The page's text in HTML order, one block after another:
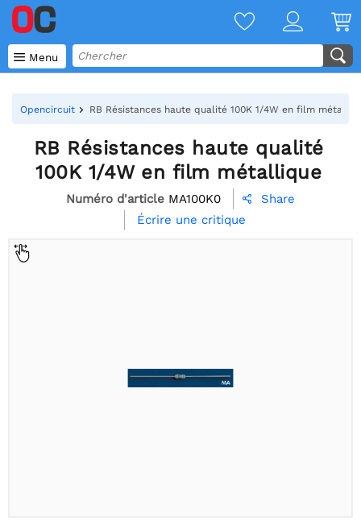
 Menu
Opencircuit RB Résistances haute qualité 100K 1/4W en film
RB Résistances haute qualité
100K 1/4W en film métallique
Numéro d'article MA100K0 
Share
Écrire une critique